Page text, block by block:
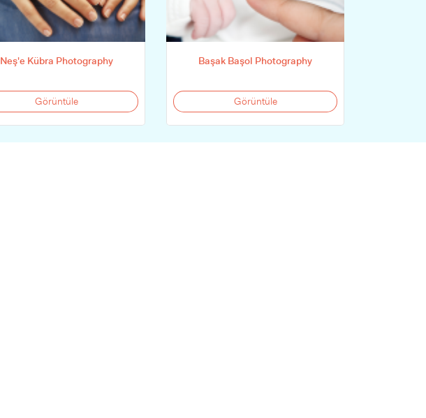
Neş'e Kübra Photography
Görüntüle
Başak Başol Photography
Görüntüle